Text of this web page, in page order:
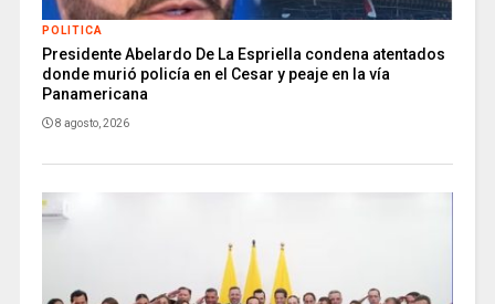
POLITICA
Presidente Abelardo De La Espriella condena atentados
donde murió policía en el Cesar y peaje en la vía
Panamericana
8 agosto, 2026